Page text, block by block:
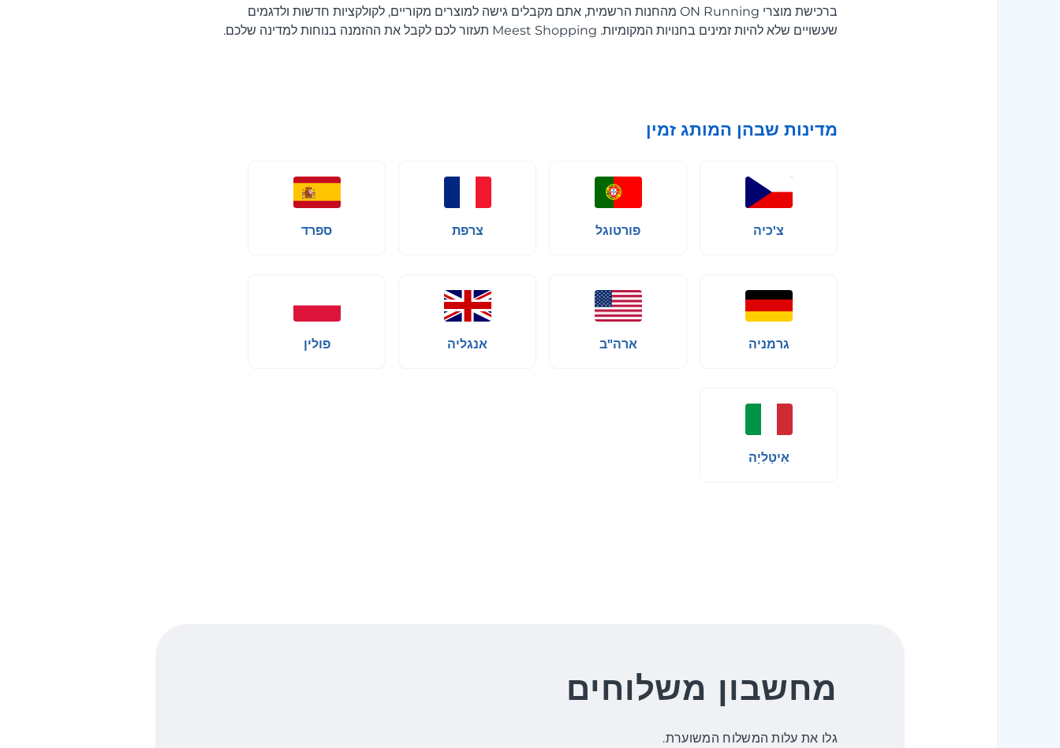
ברכישת מוצרי ON Running מהחנות הרשמית, אתם מקבלים גישה למוצרים מקוריים, לקולקציות חדשות ולדגמים
שעשויים שלא להיות זמינים בחנויות המקומיות. Meest Shopping תעזור לכם לקבל את ההזמנה בנוחות למדינה שלכם.
מדינות שבהן המותג זמין
צ'כיה פורטוגל צרפת ספרד
גרמניה ארה"ב אנגליה פולין
אִיטַלִיָה
מחשבון משלוחים
גלו את עלות המשלוח המשוערת.